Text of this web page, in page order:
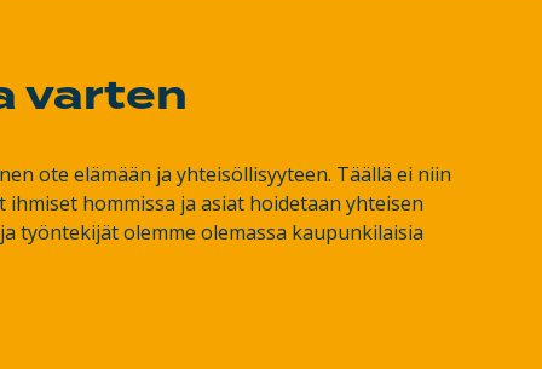
varten
ote elämään ja yhteisöllisyyteen. Täällä ei niin
hommissa ja asiat hoidetaan yhteisen
työntekijät olemme olemassa kaupunkilaisia